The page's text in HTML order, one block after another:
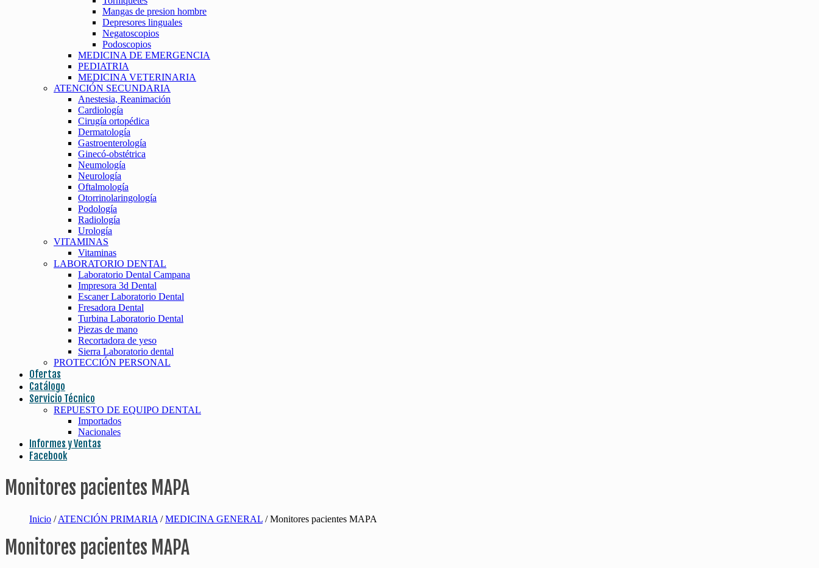
Mangas de presion hombre
Depresores linguales
Negatoscopios
Podoscopios
MEDICINA DE EMERGENCIA
PEDIATRIA
MEDICINA VETERINARIA
ATENCIÓN SECUNDARIA
Anestesia, Reanimación
Cardiología
Cirugía ortopédica
Dermatología
Gastroenterología
Ginecó-obstétrica
Neumología
Neurología
Oftalmología
Otorrinolaringología
Podología
Radiología
Urología
VITAMINAS
Vitaminas
LABORATORIO DENTAL
Laboratorio Dental Campana
Impresora 3d Dental
Escaner Laboratorio Dental
Fresadora Dental
Turbina Laboratorio Dental
Piezas de mano
Recortadora de yeso
Sierra Laboratorio dental
PROTECCIÓN PERSONAL
Ofertas
Catálogo
Servicio Técnico
REPUESTO DE EQUIPO DENTAL
Importados
Nacionales
Informes y Ventas
Facebook
Monitores pacientes MAPA
Inicio /ATENCIÓN PRIMARIA /MEDICINA GENERAL / Monitores pacientes MAPA
Monitores pacientes MAPA